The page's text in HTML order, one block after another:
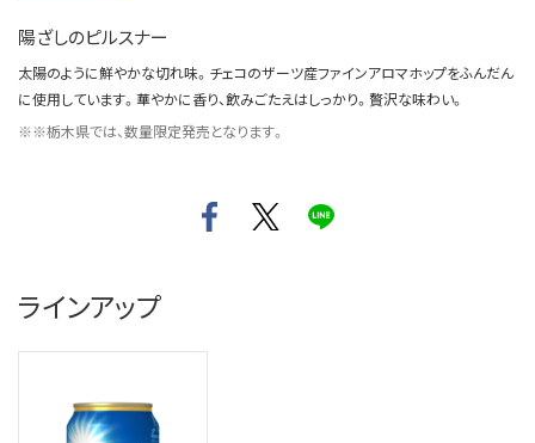
陽ざしのピルスナー
太陽のように鮮やかな切れ味。チェコのザーツ産ファインアロマホップをふんだん
に使用しています。華やかに香り、飲みごたえはしっかり。贅沢な味わい。
※栃木県では、数量限定発売となります。
ラインアップ